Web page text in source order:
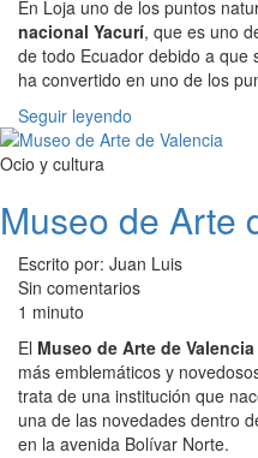
En Loja uno de los puntos
nacional Yacurí, que es uno
de todo Ecuador debido a que
ha convertido en uno de los
Seguir leyendo
Ocio y cultura
Museo de Arte
Escrito por: Juan Luis
Sin comentarios
1 minuto
El Museo de Arte de Valencia
más emblemáticos y
trata de una institución que
una de las novedades dentro
en la avenida Bolívar Norte.